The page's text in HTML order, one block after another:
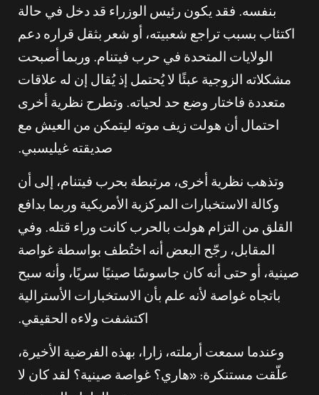
بنفسه. فقد يكون رئيس الوزراء قد دخل في حالة
اكتئاب بسبب تراجع شعبيته، أو شعر بثقل قراره دعم
الولايات المتحدة في حرب فيتنام. وربما أصبحت
مشكلاته الزوجية عبئًا لا يُحتمل إذ يُقال إن له علاقات
متعددة فاختار وضع حد لحياته. وتطرح نظرية أخرى
احتمال أن هولت زيف موته ليتمكن من العيش مع
صديقته غيليسبي.
وتذهب نظرية أخرى، مرتبطة بحرب فيتنام، إلى أن
وكالة الاستخبارات المركزية الأمريكية وربما بدافع
القلق من التزام هولت بالحرب كانت وراء قتله. وفي
المقابل، رجّح البعض أنه اختُطف بواسطة غواصة
صينية، أو حتى أنه كان جاسوسًا صينيًا سريًا، وأنه سبح
باتجاه غواصة لأنه علم بأن الاستخبارات الأسترالية
اكتشفت ولاءه الحقيقي.
وعندما سمعت أرملته، زارا، بهذه الفرضية الأخيرة،
علّقت مستنكرة: «هاري؟ غواصة صينية؟ لقد كان لا